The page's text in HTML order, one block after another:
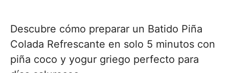
Descubre cómo preparar un Batido Piña
Colada Refrescante en solo 5 minutos con
piña coco y yogur griego perfecto para